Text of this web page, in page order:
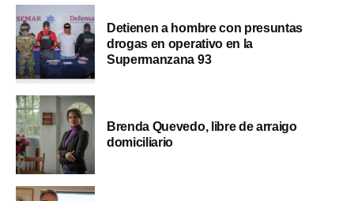
Detienen a hombre con presuntas
drogas en operativo en la
Supermanzana 93
Brenda Quevedo, libre de arraigo
domiciliario